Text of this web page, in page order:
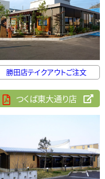
勝田店テイクアウトご注文
つくば東大通り店